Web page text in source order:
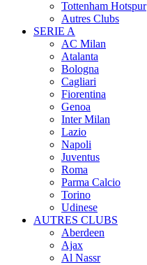
Tottenham Hotspur
Autres Clubs
SERIE A
AC Milan
Atalanta
Bologna
Cagliari
Fiorentina
Genoa
Inter Milan
Lazio
Napoli
Juventus
Roma
Parma Calcio
Torino
Udinese
AUTRES CLUBS
Aberdeen
Ajax
Al Nassr